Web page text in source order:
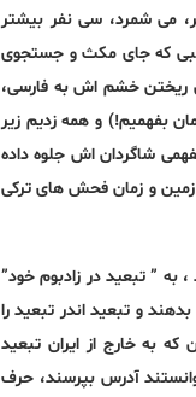
می شمرد، سی نفر بیشتر
که جای مکث و جستجوی
ریختن خشم اش به فارسی،
بفهمیم!) و همه زدیم زیر
شاگردان اش جلوه داده
و زمان فحش های ترکی
” تبعید در زادبوم خود”
و تبعید اندر تبعید را
به خارج از ایران تبعید
آدرس بپرسند، حرف